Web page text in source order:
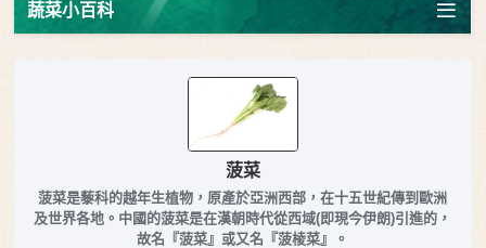
蔬菜小百科
菠菜
菠菜是藜科的越年生植物，原產於亞洲西部，在十五世紀傳到歐洲
及世界各地。中國的菠菜是在漢朝時代從西域(即現今伊朗)引進的，
故名『菠菜』或又名『菠棱菜』。